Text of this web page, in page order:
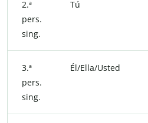
2.ª
pers.
sing.
Tú
3.ª
pers.
sing.
Él/Ella/Usted